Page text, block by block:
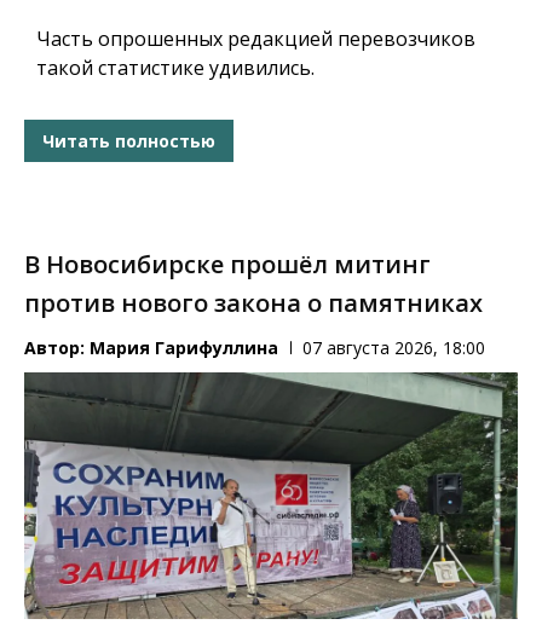
Часть опрошенных редакцией перевозчиков
такой статистике удивились.
Читать полностью
В Новосибирске прошёл митинг
против нового закона о памятниках
Автор: Мария Гарифуллина 07 августа 2026, 18:00